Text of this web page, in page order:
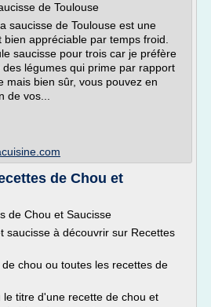
de Toulouse
saucisse de Toulouse est une
appréciable par temps froid.
saucisse pour trois car je préfère
légumes qui prime par rapport
mais bien sûr, vous pouvez en
de vos...
de Chou et
de Chou et Saucisse
saucisse à découvrir sur Recettes
chou ou toutes les recettes de
titre d'une recette de chou et